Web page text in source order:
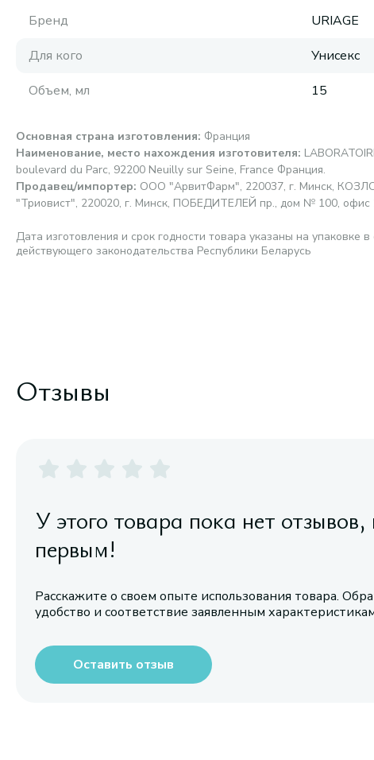
Бренд
URIAGE
Для кого
Унисекс
Объем, мл
15
Основная страна изготовления: Франция
Наименование, место нахождения изготовителя:
boulevard du Parc, 92200 Neuilly sur Seine, France Франция.
Продавец/импортер: ООО "АрвитФарм", 220037, г. Минск,
"Триовист", 220020, г. Минск, ПОБЕДИТЕЛЕЙ пр., дом № 100, офис
Дата изготовления и срок годности товара указаны на упаковке
действующего законодательства Республики Беларусь
Отзывы
У этого товара пока нет
первым!
Расскажите о своем опыте использования товара.
удобство и соответствие заявленным
Оставить отзыв